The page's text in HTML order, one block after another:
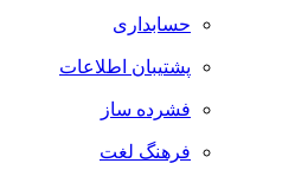
حسابداری
پشتیبان اطلاعات
فشرده ساز
فرهنگ لغت